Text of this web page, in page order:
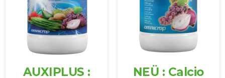
AUXIPLUS :
NEÜ : Calcio